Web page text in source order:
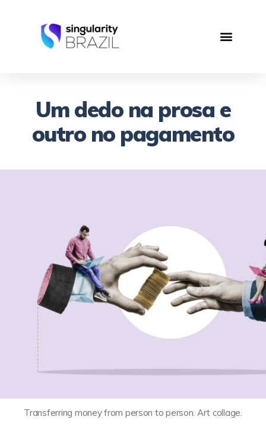
Um dedo na prosa e
outro no pagamento
Transferring money from person to person. Art collage.